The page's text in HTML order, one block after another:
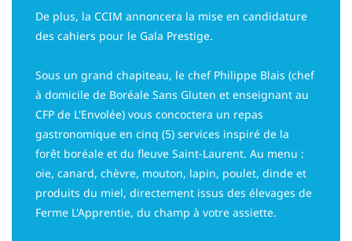
De plus, la CCIM annoncera la mise en candidature
des cahiers pour le Gala Prestige.
Sous un grand chapiteau, le chef Philippe Blais (chef
à domicile de Boréale Sans Gluten et enseignant au
CFP de L'Envolée) vous concoctera un repas
gastronomique en cinq (5) services inspiré de la
forêt boréale et du fleuve Saint-Laurent. Au menu :
oie, canard, chèvre, mouton, lapin, poulet, dinde et
produits du miel, directement issus des élevages de
Ferme L'Apprentie, du champ à votre assiette.